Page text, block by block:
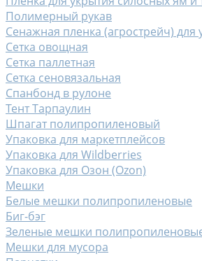
Полимерный рукав
Сенажная пленка (агрострейч) для
Сетка овощная
Сетка паллетная
Сетка сеновязальная
Спанбонд в рулоне
Тент Тарпаулин
Шпагат полипропиленовый
Упаковка для маркетплейсов
Упаковка для Wildberries
Упаковка для Озон (Ozon)
Мешки
Белые мешки полипропиленовые
Биг-бэг
Зеленые мешки
Мешки для мусора